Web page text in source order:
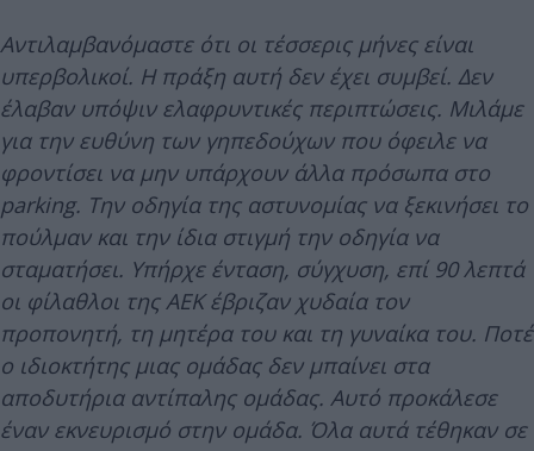
Αντιλαμβανόμαστε ότι οι τέσσερις μήνες είναι
υπερβολικοί. Η πράξη αυτή δεν έχει συμβεί. Δεν
έλαβαν υπόψιν ελαφρυντικές περιπτώσεις. Μιλάμε
για την ευθύνη των γηπεδούχων που όφειλε να
φροντίσει να μην υπάρχουν άλλα πρόσωπα στο
parking. Την οδηγία της αστυνομίας να ξεκινήσει το
πούλμαν και την ίδια στιγμή την οδηγία να
σταματήσει. Υπήρχε ένταση, σύγχυση, επί 90 λεπτά
οι φίλαθλοι της ΑΕΚ έβριζαν χυδαία τον
προπονητή, τη μητέρα του και τη γυναίκα του. Ποτέ
ο ιδιοκτήτης μιας ομάδας δεν μπαίνει στα
αποδυτήρια αντίπαλης ομάδας. Αυτό προκάλεσε
έναν εκνευρισμό στην ομάδα. Όλα αυτά τέθηκαν σε